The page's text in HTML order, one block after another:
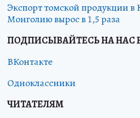
Экспорт томской продукции в
Монголию вырос в 1,5 раза
ПОДПИСЫВАЙТЕСЬ НА НАС
ВКонтакте
Одноклассники
ЧИТАТЕЛЯМ